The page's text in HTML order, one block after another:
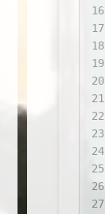
16
17
18
19
20
21
22
23
24
25
26
27